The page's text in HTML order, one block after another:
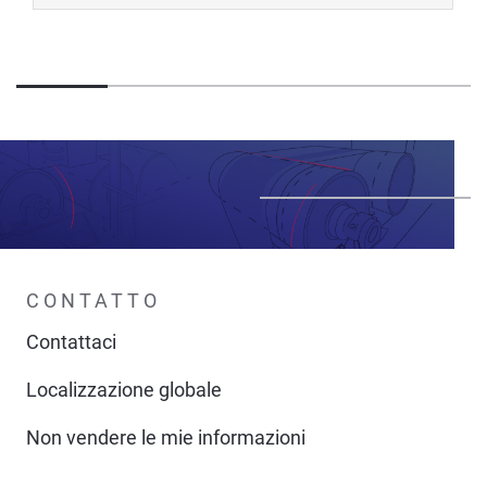
CONTATTO
Contattaci
Localizzazione globale
Non vendere le mie informazioni